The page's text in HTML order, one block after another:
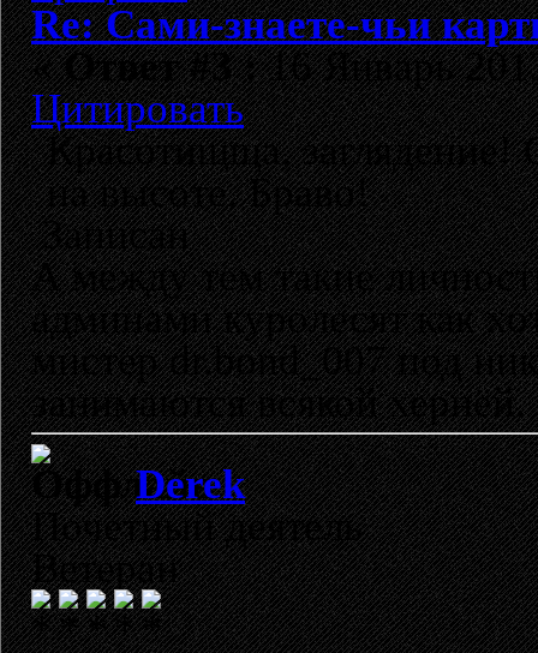
Re: Сами-знаете-чьи
«Ответ #3 :16 Январь
Цитировать
Красотищща, заглядение!
на высоте. Браво!
Записан
А между тем такие
админами куролесят как
мистер dr.bond_007 под
занимаются всякой
Derek
Почетный деятель
Ветеран